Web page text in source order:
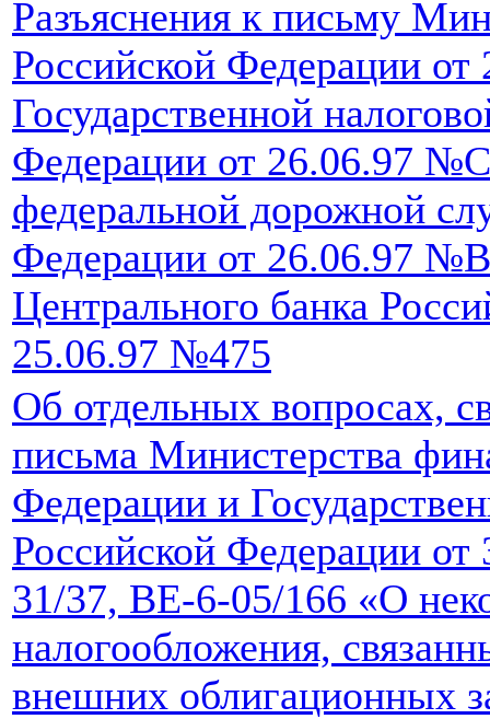
Разъяснения к письму
Российской Федерации
Государственной
Федерации от 26.06.97
федеральной дорожной
Федерации от 26.06.97
Центрального банка
25.06.97 №475
Об отдельных вопросах,
письма Министерства
Федерации и
Российской Федерации
31/37, ВЕ-6-05/166 «О
налогообложения,
внешних облигационных